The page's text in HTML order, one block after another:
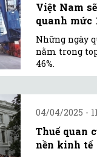
Việt Nam
quanh mức
Những ngày
nằm trong
46%.
04/04/2025 -
Thuế quan
nền kinh tế